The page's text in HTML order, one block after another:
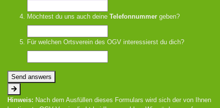
Möchtest du uns auch deine Telefonnummer geben?
Für welchen Ortsverein des OGV interessierst du dich?
Send answers
Hinweis: Nach dem Ausfüllen dieses Formulars wird sich der von Ihnen